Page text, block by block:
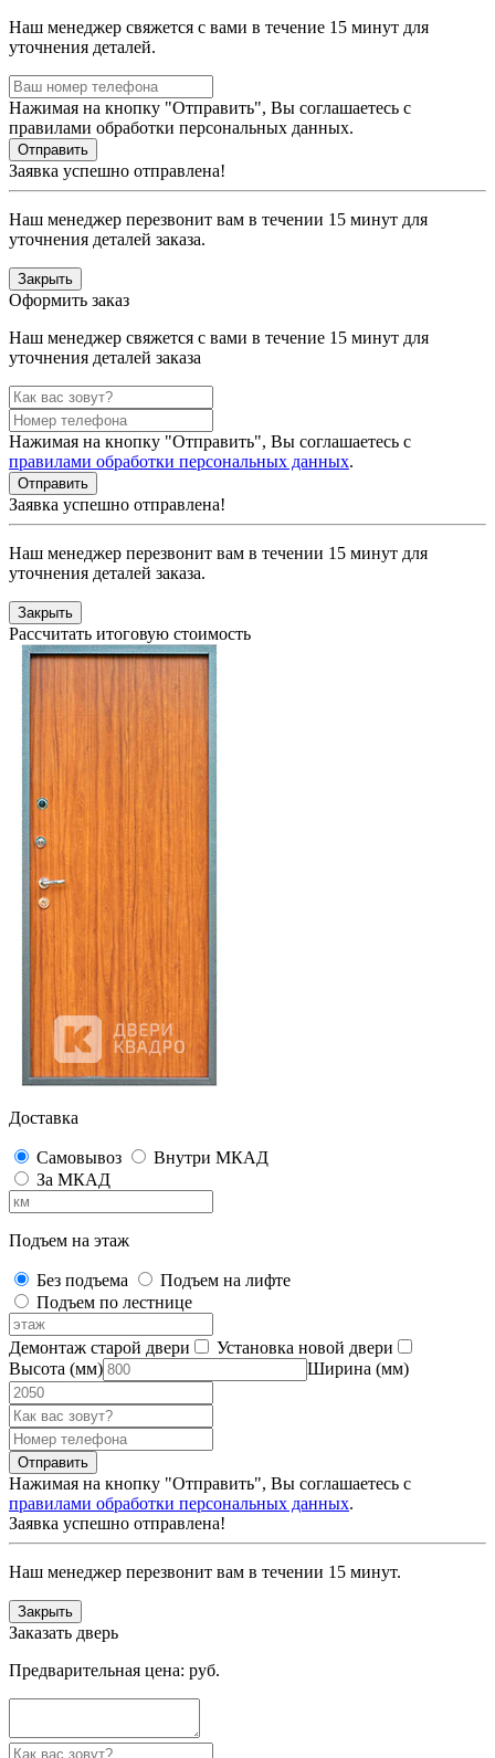
Наш менеджер свяжется с вами в течение 15 минут для
уточнения деталей.
Нажимая на кнопку "Отправить", Вы соглашаетесь с
правилами обработки персональных данных.
Заявка успешно отправлена!
Наш менеджер перезвонит вам в течении 15 минут для
уточнения деталей заказа.
Закрыть
Оформить заказ
Наш менеджер свяжется с вами в течение 15 минут для
уточнения деталей заказа
Нажимая на кнопку "Отправить", Вы соглашаетесь с
правилами обработки персональных данных.
Заявка успешно отправлена!
Наш менеджер перезвонит вам в течении 15 минут для
уточнения деталей заказа.
Закрыть
Рассчитать итоговую стоимость
Доставка
Самовывоз
Внутри МКАД
За МКАД
Подъем на этаж
Без подъема
Подъем на лифте
Подъем по лестнице
Демонтаж старой двери
Установка новой двери
Высота (мм)
Ширина (мм)
Нажимая на кнопку "Отправить", Вы соглашаетесь с
правилами обработки персональных данных.
Заявка успешно отправлена!
Наш менеджер перезвонит вам в течении 15 минут.
Закрыть
Заказать дверь
Предварительная цена: руб.